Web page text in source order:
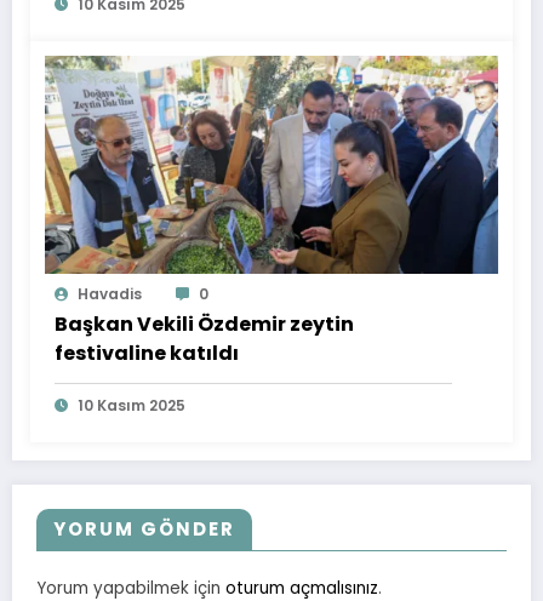
10 Kasım 2025
Havadis 0
Başkan Vekili Özdemir zeytin
festivaline katıldı
10 Kasım 2025
YORUM GÖNDER
Yorum yapabilmek için oturum açmalısınız.